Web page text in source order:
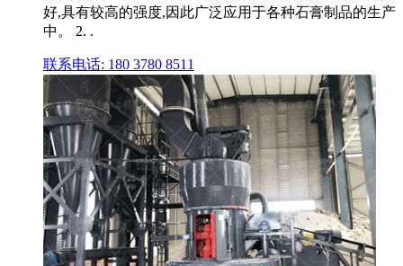
好,具有较高的强度,因此广泛应用于各种石膏制品的生产
中。 2. .
联系电话: 180 3780 8511